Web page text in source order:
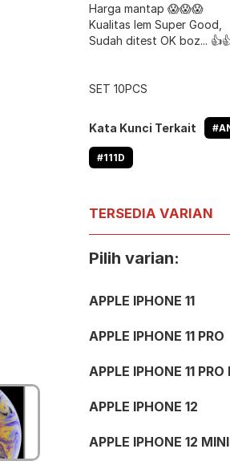
Harga mantap 😱😱😱
Kualitas lem Super Good,
Sudah ditest OK boz...
SET 10PCS
Kata Kunci Terkait
#111D
TERSEDIA VARIAN
Pilih varian:
APPLE IPHONE 11
APPLE IPHONE 11 PRO
APPLE IPHONE 11
APPLE IPHONE 12
APPLE IPHONE 12 MINI